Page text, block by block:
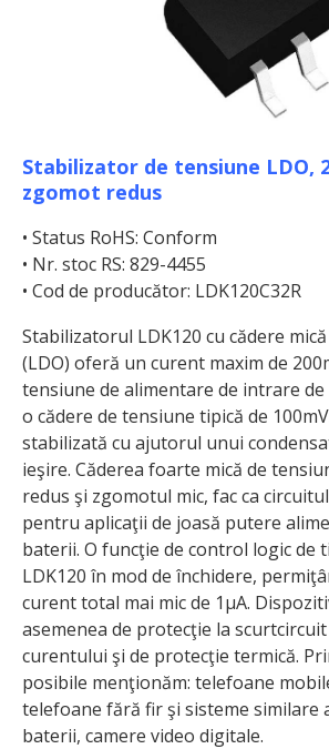
Stabilizator de tensiune LDO,
zgomot redus
• Status RoHS: Conform
• Nr. stoc RS: 829-4455
• Cod de producător: LDK120C32R
Stabilizatorul LDK120 cu cădere
(LDO) oferă un curent maxim de
tensiune de alimentare de intrare de
o cădere de tensiune tipică de
stabilizată cu ajutorul unui
ieşire. Căderea foarte mică de
redus şi zgomotul mic, fac ca
pentru aplicaţii de joasă putere
baterii. O funcţie de control logic de
LDK120 în mod de închidere,
curent total mai mic de 1μA.
asemenea de protecţie la
curentului şi de protecţie termică.
posibile menţionăm: telefoane
telefoane fără fir şi sisteme similare
baterii, camere video digitale.